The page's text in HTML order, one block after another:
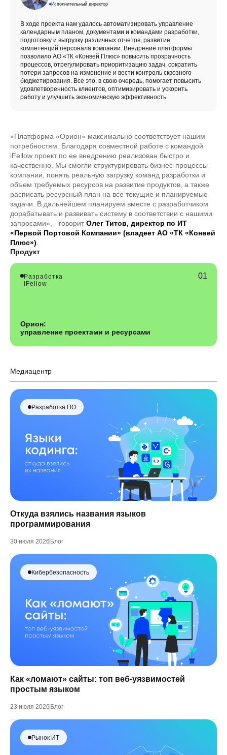
Исполнительный директор
В ходе проекта нам удалось автоматизировать управление
календарным планом, документами и командами разработки,
подготовку и выгрузку различных отчетов, развитие
компетенций персонала компании. Внедрение платформы
позволило АО «ТК «Конвей Плюс» повысить прозрачность
процессов, отрегулировать приоритизацию задач, сократить
потери запросов на изменение и вести контроль сквозного
бюджетирования. Все это, в свою очередь, помогает повысить
удовлетворенность клиентов, оптимизировать и ускорить
работу и улучшить экономическую эффективность
«Платформа «Орион» максимально соответствует нашим
потребностям. Благодаря совместной работе с командой
iFellow проект по ее внедрению реализован быстро и
качественно. Мы смогли структурировать бизнес-процессы
компании, понять реальную загрузку команд разработки и
объем требуемых ресурсов на развитие продуктов, а также
расписать ресурсный план на все текущие и планируемые
задачи. В дальнейшем планируем вместе с разработчиком
дорабатывать и развивать систему в соответствии с нашими
запросами», - говоритОлег Титов, директор по ИТ
«Первой Портовой Компании» (владеет АО «ТК «Конвей
Плюс»)
Продукт
Разработка
iFellow
Орион:
управление проектами и ресурсами
Медиацентр
Разработка ПО
Откуда взялись названия языков
программирования
30 июля 2026 Блог
Кибербезопасность
Как «ломают» сайты: топ веб-уязвимостей
простым языком
23 июля 2026 Блог
Рынок ИТ